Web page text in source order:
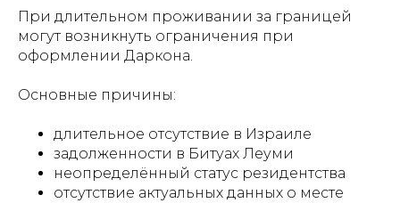
При длительном проживании за границей
могут возникнуть ограничения при
оформлении Даркона.
Основные причины:
длительное отсутствие в Израиле
задолженности в Битуах Леуми
неопределённый статус резидентства
отсутствие актуальных данных о месте